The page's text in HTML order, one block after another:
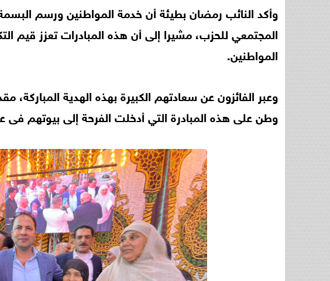
وأكد النائب رمضان بطيئة أن خدمة المواطنين ورسم
المجتمعي للحزب، مشيرا إلى أن هذه المبادرات تعزز قيم
المواطنين.
وعبر الفائزون عن سعادتهم الكبيرة بهذه الهدية
وطن على هذه المبادرة التي أدخلت الفرحة إلى بيوتهم فى